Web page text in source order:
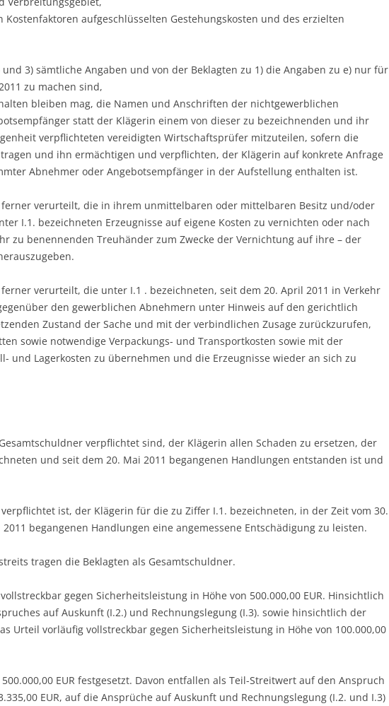
Kostenfaktoren aufgeschlüsselten Gestehungskosten und des erzielten
und 3) sämtliche Angaben und von der Beklagten zu 1) die Angaben zu e) nur für
zu machen sind,
bleiben mag, die Namen und Anschriften der nichtgewerblichen
statt der Klägerin einem von dieser zu bezeichnenden und ihr
verpflichteten vereidigten Wirtschaftsprüfer mitzuteilen, sofern die
und ihn ermächtigen und verpflichten, der Klägerin auf konkrete Anfrage
Abnehmer oder Angebotsempfänger in der Aufstellung enthalten ist.
ferner verurteilt, die in ihrem unmittelbaren oder mittelbaren Besitz und/oder
I.1. bezeichneten Erzeugnisse auf eigene Kosten zu vernichten oder nach
zu benennenden Treuhänder zum Zwecke der Vernichtung auf ihre – der
verurteilt, die unter I.1 . bezeichneten, seit dem 20. April 2011 in Verkehr
den gewerblichen Abnehmern unter Hinweis auf den gerichtlich
Zustand der Sache und mit der verbindlichen Zusage zurückzurufen,
sowie notwendige Verpackungs- und Transportkosten sowie mit der
und Lagerkosten zu übernehmen und die Erzeugnisse wieder an sich zu
verpflichtet sind, der Klägerin allen Schaden zu ersetzen, der
und seit dem 20. Mai 2011 begangenen Handlungen entstanden ist und
verpflichtet ist, der Klägerin für die zu Ziffer I.1. bezeichneten, in der Zeit vom 30.
2011 begangenen Handlungen eine angemessene Entschädigung zu leisten.
tragen die Beklagten als Gesamtschuldner.
gegen Sicherheitsleistung in Höhe von 500.000,00 EUR. Hinsichtlich
auf Auskunft (I.2.) und Rechnungslegung (I.3). sowie hinsichtlich der
Urteil vorläufig vollstreckbar gegen Sicherheitsleistung in Höhe von 100.000,00
EUR festgesetzt. Davon entfallen als Teil-Streitwert auf den Anspruch
EUR, auf die Ansprüche auf Auskunft und Rechnungslegung (I.2. und I.3)